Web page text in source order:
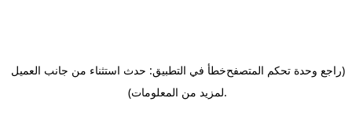
خطأ في التطبيق: حدث استثناء من جانب العميل(راجع وحدة تحكم المتصفح
لمزيد من المعلومات).